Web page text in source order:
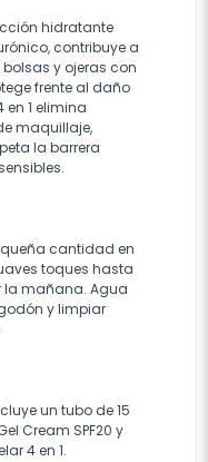
hidratante
contribuye a
y ojeras con
frente al daño
en 1 elimina
maquillaje,
la barrera
cantidad en
toques hasta
la mañana. Agua
y limpiar
un tubo de 15
Cream SPF20 y
4 en 1.